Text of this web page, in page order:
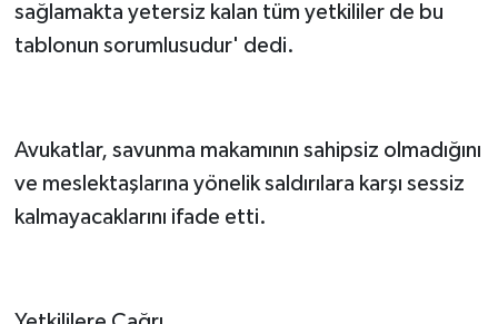
sağlamakta yetersiz kalan tüm yetkililer de bu
tablonun sorumlusudur' dedi.
Avukatlar, savunma makamının sahipsiz olmadığını
ve meslektaşlarına yönelik saldırılara karşı sessiz
kalmayacaklarını ifade etti.